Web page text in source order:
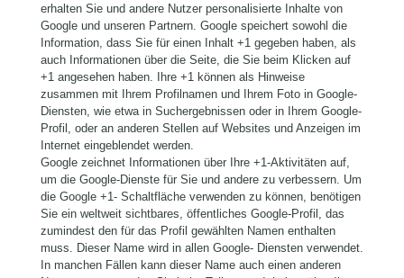
erhalten Sie und andere Nutzer personalisierte Inhalte von
Google und unseren Partnern. Google speichert sowohl die
Information, dass Sie für einen Inhalt +1 gegeben haben, als
auch Informationen über die Seite, die Sie beim Klicken auf
+1 angesehen haben. Ihre +1 können als Hinweise
zusammen mit Ihrem Profilnamen und Ihrem Foto in Google-
Diensten, wie etwa in Suchergebnissen oder in Ihrem Google-
Profil, oder an anderen Stellen auf Websites und Anzeigen im
Internet eingeblendet werden.
Google zeichnet Informationen über Ihre +1-Aktivitäten auf,
um die Google-Dienste für Sie und andere zu verbessern. Um
die Google +1- Schaltfläche verwenden zu können, benötigen
Sie ein weltweit sichtbares, öffentliches Google-Profil, das
zumindest den für das Profil gewählten Namen enthalten
muss. Dieser Name wird in allen Google- Diensten verwendet.
In manchen Fällen kann dieser Name auch einen anderen